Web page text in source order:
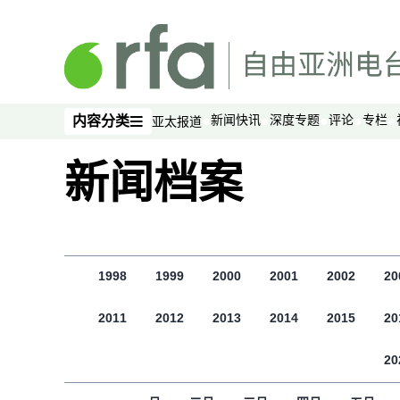
跳至主内容
内容分类
内容分类 亚太报道 新闻快讯 深度专题 评论 专栏
新闻档案
1998 1999 2000 2001 2002
2011 2012 2013 2014 2015